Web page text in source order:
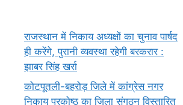
राजस्थान में निकाय अध्यक्षों का चुनाव पार्षद
ही करेंगे, पुरानी व्यवस्था रहेगी बरकरार :
झाबर सिंह खर्रा
कोटपूतली-बहरोड़ जिले में कांग्रेस नगर
निकाय प्रकोष्ठ का जिला संगठन विस्तारित